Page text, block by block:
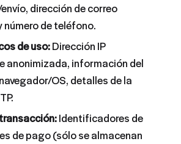
dirección de correo
número de teléfono.
de uso:Dirección IP
anonimizada, información del
OS, detalles de la
Identificadores de
de pago (sólo se almacenan